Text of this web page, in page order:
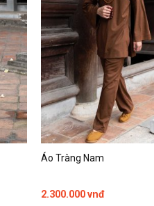
Áo Tràng Nam
2.300.000vnđ